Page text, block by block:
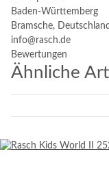
Baden-Württemberg
Bramsche,
info@rasch.de
Bewertungen
Ähnliche